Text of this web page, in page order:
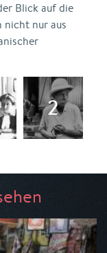
Blick auf die
nicht nur aus